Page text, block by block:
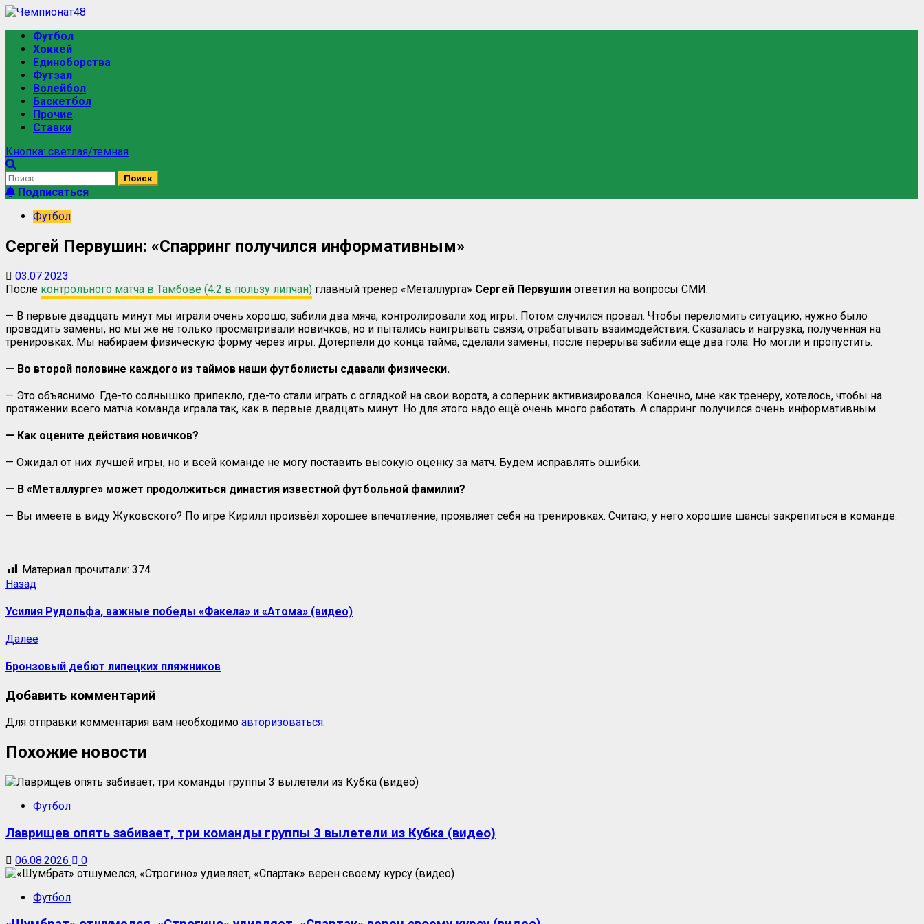
Футбол
Хоккей
Единоборства
Футзал
Волейбол
Баскетбол
Прочие
Ставки
Кнопка: светлая/темная
Подписаться
Футбол
Сергей Первушин: «Спарринг получился информативным»
03.07.2023
После контрольного матча в Тамбове (4:2 в пользу липчан) главный тренер «Металлурга» Сергей Первушин ответил на вопросы СМИ.
— В первые двадцать минут мы играли очень хорошо, забили два мяча, контролировали ход игры. Потом случился провал. Чтобы переломить ситуацию, нужно было
проводить замены, но мы же не только просматривали новичков, но и пытались наигрывать связи, отрабатывать взаимодействия. Сказалась и нагрузка, полученная на
тренировках. Мы набираем физическую форму через игры. Дотерпели до конца тайма, сделали замены, после перерыва забили ещё два гола. Но могли и пропустить.
— Во второй половине каждого из таймов наши футболисты сдавали физически.
— Это объяснимо. Где-то солнышко припекло, где-то стали играть с оглядкой на свои ворота, а соперник активизировался. Конечно, мне как тренеру, хотелось, чтобы на
протяжении всего матча команда играла так, как в первые двадцать минут. Но для этого надо ещё очень много работать. А спарринг получился очень информативным.
— Как оцените действия новичков?
— Ожидал от них лучшей игры, но и всей команде не могу поставить высокую оценку за матч. Будем исправлять ошибки.
— В «Металлурге» может продолжиться династия известной футбольной фамилии?
— Вы имеете в виду Жуковского? По игре Кирилл произвёл хорошее впечатление, проявляет себя на тренировках. Считаю, у него хорошие шансы закрепиться в команде.
Материал прочитали: 374
Назад
Усилия Рудольфа, важные победы «Факела» и «Атома» (видео)
Далее
Бронзовый дебют липецких пляжников
Добавить комментарий
Для отправки комментария вам необходимо авторизоваться.
Похожие новости
Футбол
Лаврищев опять забивает, три команды группы 3 вылетели из Кубка (видео)
06.08.2026 0
Футбол